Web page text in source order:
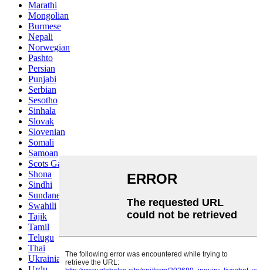
Marathi
Mongolian
Burmese
Nepali
Norwegian
Pashto
Persian
Punjabi
Serbian
Sesotho
Sinhala
Slovak
Slovenian
Somali
Samoan
Scots Gaelic
Shona
Sindhi
Sundanese
Swahili
Tajik
Tamil
Telugu
Thai
Ukrainian